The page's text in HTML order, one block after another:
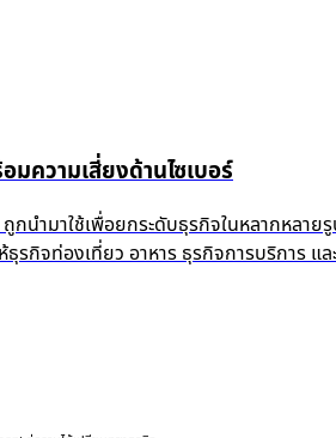
มความเสี่ยงด้านไซเบอร์
กนำมาใช้เพื่อยกระดับธุรกิจในหลากหล
รกิจท่องเที่ยว อาหาร ธุรกิจการบริการ แ